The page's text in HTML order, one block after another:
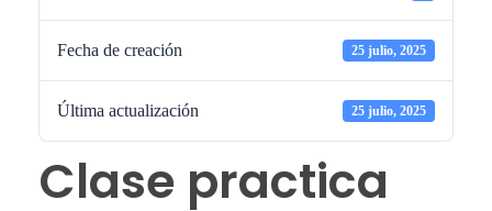
Fecha de creación 25 julio, 2025
Última actualización 25 julio, 2025
Clase practica